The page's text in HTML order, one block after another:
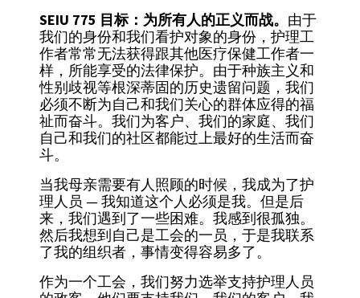
SEIU 775 目标：为所有人的正义而战。 由于
我们的身份和我们看护对象的身份，护理工
作者常常无法获得跟其他医疗保健工作者一
样，所能享受的法律保护。由于种族主义和
性别歧视等根深蒂固的历史遗留问题，我们
必须不断为自己和我们关心的群体应得的福
祉而奋斗。我们为客户、我们的家庭、我们
自己和我们的社区都能过上最好的生活而奋
斗。
当我母亲需要有人照顾的时候，我成为了护
理人员 — 我知道这个人必须是我。但是后
来，我们遇到了一些困难。我感到很孤独。
然后我想到自己是工会的一员，于是我联系
了我的组织者，事情变得容易多了。
作为一个工会，我们努力选举支持护理人员